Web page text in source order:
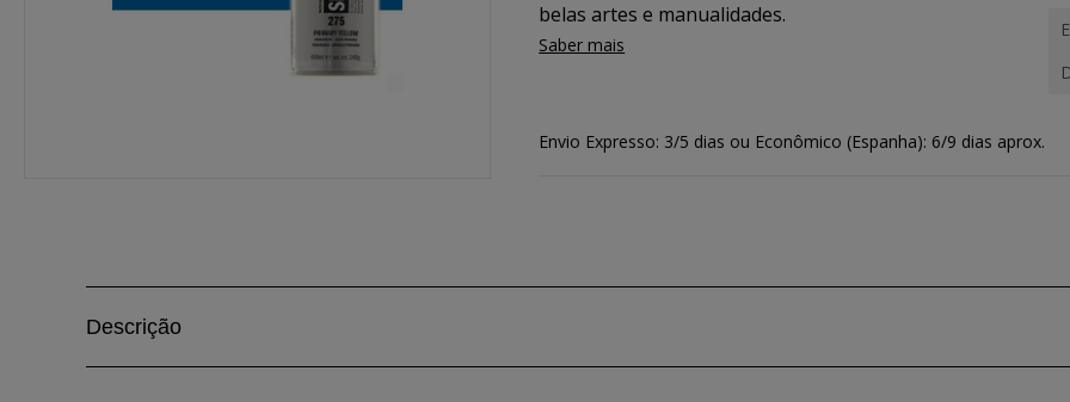
belas artes e manualidades.
Saber mais
Envio Expresso: 3/5 dias ou Econômico (Espanha): 6/9 dias aprox.
Descrição